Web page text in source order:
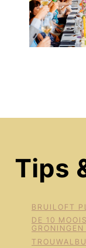
Tips
BRUILOFT
DE 10